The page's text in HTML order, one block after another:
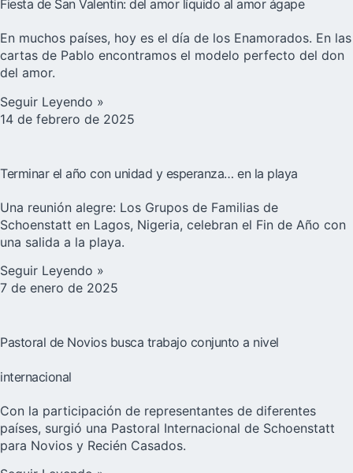
Fiesta de San Valentin: del amor líquido al amor ágape
En muchos países, hoy es el día de los Enamorados. En las
cartas de Pablo encontramos el modelo perfecto del don
del amor.
Seguir Leyendo »
14 de febrero de 2025
Terminar el año con unidad y esperanza… en la playa
Una reunión alegre: Los Grupos de Familias de
Schoenstatt en Lagos, Nigeria, celebran el Fin de Año con
una salida a la playa.
Seguir Leyendo »
7 de enero de 2025
Pastoral de Novios busca trabajo conjunto a nivel
internacional
Con la participación de representantes de diferentes
países, surgió una Pastoral Internacional de Schoenstatt
para Novios y Recién Casados.